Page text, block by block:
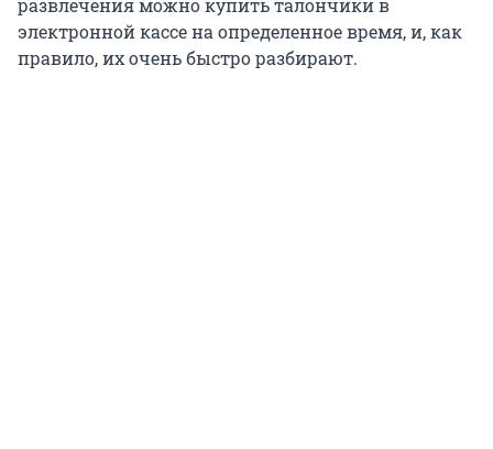
развлечения можно купить талончики в
электронной кассе на определенное время, и, как
правило, их очень быстро разбирают.